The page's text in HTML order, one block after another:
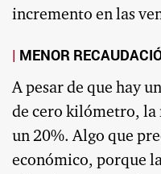
incremento en las
MENOR
A pesar de que hay
de cero kilómetro, la
un 20%. Algo que
económico, porque